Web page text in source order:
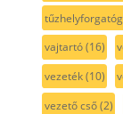
vajtartó(16)
vezeték(10)
vezető cső(2)